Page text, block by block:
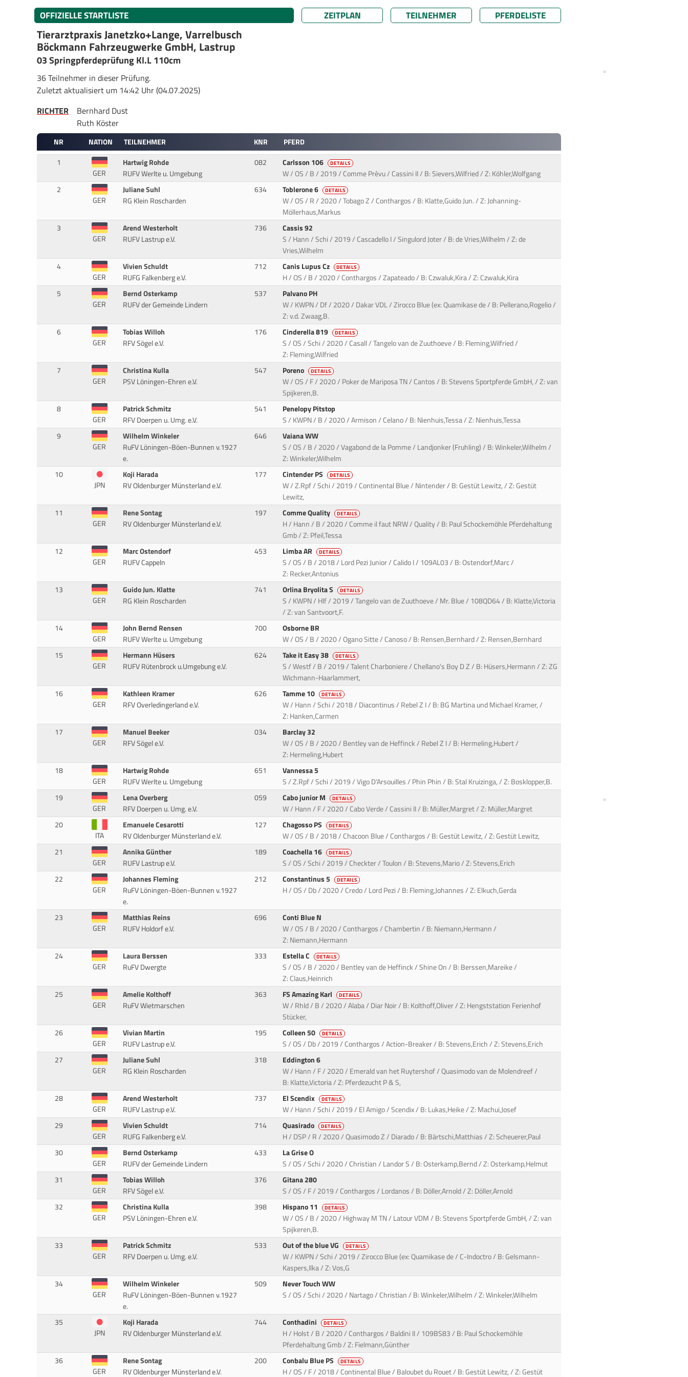
OFFIZIELLE STARTLISTE ZEITPLAN TEILNEHMER PFERDELISTE
Tierarztpraxis Janetzko+Lange, Varrelbusch
Böckmann Fahrzeugwerke GmbH, Lastrup
03 Springpferdeprüfung Kl.L 110cm
36 Teilnehmer in dieser Prüfung.
Zuletzt aktualisiert um 14:42 Uhr (04.07.2025)
RICHTER
Bernhard Dust
Ruth Köster
NR NATION TEILNEHMER KNR
PFERD
1
GER
Hartwig Rohde
RUFV Werlte u. Umgebung
082 Carlsson 106 DETAILS
W / OS / B / 2019 / Comme Prévu / Cassini II / B: Sievers,Wilfried / Z: Köhler,Wolfgang
2
GER
Juliane Suhl
RG Klein Roscharden
634 Toblerone 6 DETAILS
W / OS / R / 2020 / Tobago Z / Conthargos / B: Klatte,Guido Jun. / Z: Johanning-
Möllerhaus,Markus
3
GER
Arend Westerholt
RUFV Lastrup e.V.
736
Cassis 92
S / Hann / Schi / 2019 / Cascadello I / Singulord Joter / B: de Vries,Wilhelm / Z: de
Vries,Wilhelm
4
GER
Vivien Schuldt
RUFG Falkenberg e.V.
712 Canis Lupus Cz DETAILS
H / OS / B / 2020 / Conthargos / Zapateado / B: Czwaluk,Kira / Z: Czwaluk,Kira
5
GER
Bernd Osterkamp
RUFV der Gemeinde Lindern
537
Palvano PH
W / KWPN / Df / 2020 / Dakar VDL / Zirocco Blue (ex: Quamikase de / B: Pellerano,Rogelio /
Z: v.d. Zwaag,B.
6
GER
Tobias Willoh
RFV Sögel e.V.
176 Cinderella 819 DETAILS
S / OS / Schi / 2020 / Casall / Tangelo van de Zuuthoeve / B: Fleming,Wilfried /
Z: Fleming,Wilfried
7
GER
Christina Kulla
PSV Löningen-Ehren e.V.
547 Poreno DETAILS
W / OS / F / 2020 / Poker de Mariposa TN / Cantos / B: Stevens Sportpferde GmbH, / Z: van
Spijkeren,B.
8
GER
Patrick Schmitz
RFV Doerpen u. Umg. e.V.
541
Penelopy Pitstop
S / KWPN / B / 2020 / Armison / Celano / B: Nienhuis,Tessa / Z: Nienhuis,Tessa
9
GER
Wilhelm Winkeler
RuFV Löningen-Böen-Bunnen v.1927
e.
646
Vaiana WW
S / OS / B / 2020 / Vagabond de la Pomme / Landjonker (Fruhling) / B: Winkeler,Wilhelm /
Z: Winkeler,Wilhelm
10
JPN
Koji Harada
RV Oldenburger Münsterland e.V.
177 Cintender PS DETAILS
W / Z.Rpf / Schi / 2019 / Continental Blue / Nintender / B: Gestüt Lewitz, / Z: Gestüt
Lewitz,
11
GER
Rene Sontag
RV Oldenburger Münsterland e.V.
197 Comme Quality DETAILS
H / Hann / B / 2020 / Comme il faut NRW / Quality / B: Paul Schockemöhle Pferdehaltung
Gmb / Z: Pfeil,Tessa
12
GER
Marc Ostendorf
RUFV Cappeln
453 Limba AR DETAILS
S / OS / B / 2018 / Lord Pezi Junior / Calido I / 109AL03 / B: Ostendorf,Marc /
Z: Recker,Antonius
13
GER
Guido Jun. Klatte
RG Klein Roscharden
741 Orlina Bryolita S DETAILS
S / KWPN / Hlf / 2019 / Tangelo van de Zuuthoeve / Mr. Blue / 108QD64 / B: Klatte,Victoria
/ Z: van Santvoort,F.
14
GER
John Bernd Rensen
RUFV Werlte u. Umgebung
700
Osborne BR
W / OS / B / 2020 / Ogano Sitte / Canoso / B: Rensen,Bernhard / Z: Rensen,Bernhard
15
GER
Hermann Hüsers
RUFV Rütenbrock u.Umgebung e.V.
624 Take it Easy 38 DETAILS
S / Westf / B / 2019 / Talent Charboniere / Chellano's Boy D Z / B: Hüsers,Hermann / Z: ZG
Wichmann-Haarlammert,
16
GER
Kathleen Kramer
RFV Overledingerland e.V.
626 Tamme 10 DETAILS
W / Hann / Schi / 2018 / Diacontinus / Rebel Z I / B: BG Martina und Michael Kramer, /
Z: Hanken,Carmen
17
GER
Manuel Beeker
RFV Sögel e.V.
034
Barclay 32
W / OS / B / 2020 / Bentley van de Heffinck / Rebel Z I / B: Hermeling,Hubert /
Z: Hermeling,Hubert
18
GER
Hartwig Rohde
RUFV Werlte u. Umgebung
651
Vannessa 5
S / Z.Rpf / Schi / 2019 / Vigo D'Arsouilles / Phin Phin / B: Stal Kruizinga, / Z: Bosklopper,B.
19
GER
Lena Overberg
RFV Doerpen u. Umg. e.V.
059 Cabo junior M DETAILS
W / Hann / F / 2020 / Cabo Verde / Cassini II / B: Müller,Margret / Z: Müller,Margret
20
ITA
Emanuele Cesarotti
RV Oldenburger Münsterland e.V.
127 Chagosso PS DETAILS
W / OS / B / 2018 / Chacoon Blue / Conthargos / B: Gestüt Lewitz, / Z: Gestüt Lewitz,
21
GER
Annika Günther
RUFV Lastrup e.V.
189 Coachella 16 DETAILS
S / OS / Schi / 2019 / Checkter / Toulon / B: Stevens,Mario / Z: Stevens,Erich
22
GER
Johannes Fleming
RuFV Löningen-Böen-Bunnen v.1927
e.
212 Constantinus 5 DETAILS
H / OS / Db / 2020 / Credo / Lord Pezi / B: Fleming,Johannes / Z: Elkuch,Gerda
23
GER
Matthias Reins
RUFV Holdorf e.V.
696
Conti Blue N
W / OS / B / 2020 / Conthargos / Chambertin / B: Niemann,Hermann /
Z: Niemann,Hermann
24
GER
Laura Berssen
RuFV Dwergte
333 Estella C DETAILS
S / OS / B / 2020 / Bentley van de Heffinck / Shine On / B: Berssen,Mareike /
Z: Claus,Heinrich
25
GER
Amelie Kolthoff
RuFV Wietmarschen
363 FS Amazing Karl DETAILS
W / Rhld / B / 2020 / Alaba / Diar Noir / B: Kolthoff,Oliver / Z: Hengststation Ferienhof
Stücker,
26
GER
Vivian Martin
RUFV Lastrup e.V.
195 Colleen 50 DETAILS
S / OS / Db / 2019 / Conthargos / Action-Breaker / B: Stevens,Erich / Z: Stevens,Erich
27
GER
Juliane Suhl
RG Klein Roscharden
318
Eddington 6
W / Hann / F / 2020 / Emerald van het Ruytershof / Quasimodo van de Molendreef /
B: Klatte,Victoria / Z: Pferdezucht P & S,
28
GER
Arend Westerholt
RUFV Lastrup e.V.
737 El Scendix DETAILS
W / Hann / Schi / 2019 / El Amigo / Scendix / B: Lukas,Heike / Z: Machui,Josef
29
GER
Vivien Schuldt
RUFG Falkenberg e.V.
714 Quasirado DETAILS
H / DSP / R / 2020 / Quasimodo Z / Diarado / B: Bärtschi,Matthias / Z: Scheuerer,Paul
30
GER
Bernd Osterkamp
RUFV der Gemeinde Lindern
433
La Grise O
S / OS / Schi / 2020 / Christian / Landor S / B: Osterkamp,Bernd / Z: Osterkamp,Helmut
31
GER
Tobias Willoh
RFV Sögel e.V.
376
Gitana 280
S / OS / F / 2019 / Conthargos / Lordanos / B: Döller,Arnold / Z: Döller,Arnold
32
GER
Christina Kulla
PSV Löningen-Ehren e.V.
398 Hispano 11 DETAILS
W / OS / B / 2020 / Highway M TN / Latour VDM / B: Stevens Sportpferde GmbH, / Z: van
Spijkeren,B.
33
GER
Patrick Schmitz
RFV Doerpen u. Umg. e.V.
533 Out of the blue VG DETAILS
W / KWPN / Schi / 2019 / Zirocco Blue (ex: Quamikase de / C-Indoctro / B: Gelsmann-
Kaspers,Ilka / Z: Vos,G
34
GER
Wilhelm Winkeler
RuFV Löningen-Böen-Bunnen v.1927
e.
509
Never Touch WW
S / OS / Schi / 2020 / Nartago / Christian / B: Winkeler,Wilhelm / Z: Winkeler,Wilhelm
35
JPN
Koji Harada
RV Oldenburger Münsterland e.V.
744 Conthadini DETAILS
H / Holst / B / 2020 / Conthargos / Baldini II / 109BS83 / B: Paul Schockemöhle
Pferdehaltung Gmb / Z: Fielmann,Günther
36
GER
Rene Sontag
RV Oldenburger Münsterland e.V.
200 Conbalu Blue PS DETAILS
H / OS / F / 2018 / Continental Blue / Baloubet du Rouet / B: Gestüt Lewitz, / Z: Gestüt